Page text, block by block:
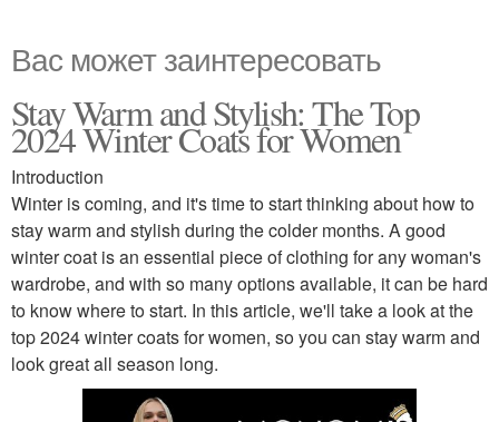
Вас может заинтересовать
Stay Warm and Stylish: The Top
2024 Winter Coats for Women
Introduction
Winter is coming, and it's time to start thinking about how to
stay warm and stylish during the colder months. A good
winter coat is an essential piece of clothing for any woman's
wardrobe, and with so many options available, it can be hard
to know where to start. In this article, we'll take a look at the
top 2024 winter coats for women, so you can stay warm and
look great all season long.